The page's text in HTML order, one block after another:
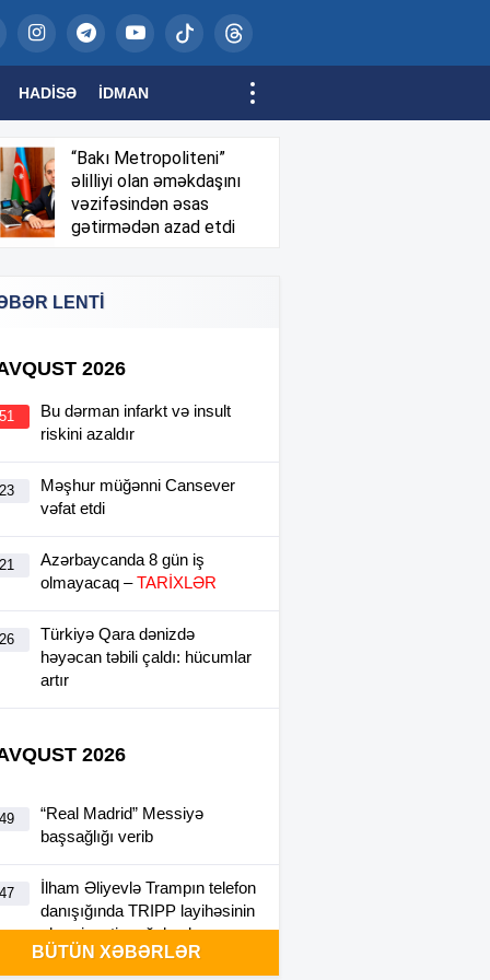
HADISƏ İDMAN
“Bakı Metropoliteni”
əlilliyi olan əməkdaşını
vəzifəsindən əsas
gətirmədən azad etdi
LENTİ
2026
Bu dərman infarkt və insult
riskini azaldır
Məşhur müğənni Cansever
vəfat etdi
Azərbaycanda 8 gün iş
olmayacaq –TARİXLƏR
Türkiyə Qara dənizdə
həyəcan təbili çaldı: hücumlar
artır
2026
“Real Madrid” Messiyə
başsağlığı verib
İlham Əliyevlə Trampın telefon
danışığında TRIPP layihəsinin
əhəmiyyəti vurğulanıb
BÜTÜN XƏBƏRLƏR